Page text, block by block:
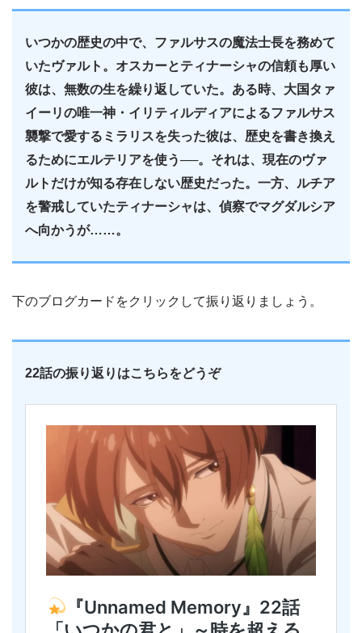
いつかの歴史の中で、ファルサスの魔法士長を務めて
いたヴァルト。オスカーとティナーシャの信頼も厚い
彼は、無数の生を繰り返していた。ある時、大国タァ
イーリの唯一神・イリティルディアによるファルサス
襲撃で愛するミラリスを失った彼は、歴史を書き換え
るためにエルテリアを使う──。それは、現在のヴァ
ルトだけが知る存在しない歴史だった。一方、ルチア
を警戒していたティナーシャは、偵察でマグダルシア
へ向かうが……。
下のブログカードをクリックして振り返りましょう。
22話の振り返りはこちらをどうぞ